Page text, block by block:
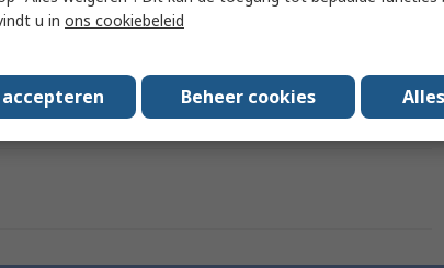
40GHz
u in ons cookiebeleid
Beheer cookies